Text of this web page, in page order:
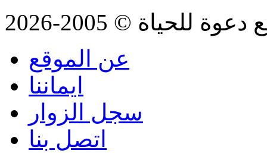
© 2005-2026
عن الموقع
ايماننا
سجل الزوار
اتصل بنا